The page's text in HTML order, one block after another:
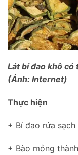
Lát bí đao khô
(Ảnh: Internet)
Thực hiện
+ Bí đao rửa
+ Bào mỏng